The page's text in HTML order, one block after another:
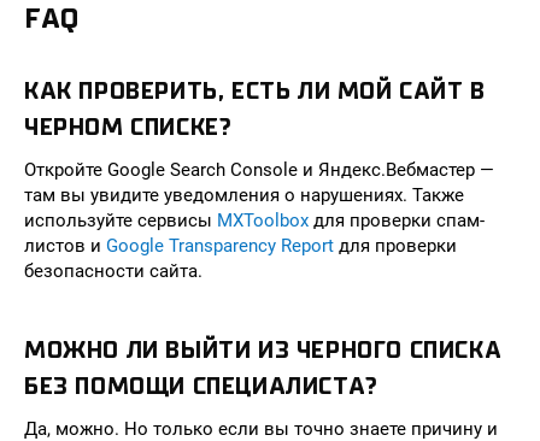
FAQ
КАК ПРОВЕРИТЬ, ЕСТЬ ЛИ МОЙ САЙТ В
ЧЕРНОМ СПИСКЕ?
Откройте Google Search Console и Яндекс.Вебмастер —
там вы увидите уведомления о нарушениях. Также
используйте сервисы MXToolbox для проверки спам-
листов и Google Transparency Report для проверки
безопасности сайта.
МОЖНО ЛИ ВЫЙТИ ИЗ ЧЕРНОГО СПИСКА
БЕЗ ПОМОЩИ СПЕЦИАЛИСТА?
Да, можно. Но только если вы точно знаете причину и